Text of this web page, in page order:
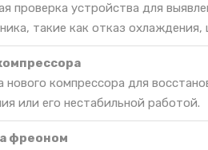
проверка устройства для
такие как отказ охлаждения,
нового компрессора для
или его нестабильной работой.
фреоном